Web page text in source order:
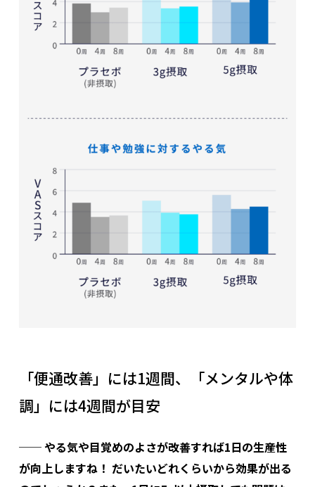
「便通改善」には1週間、「メンタルや体
調」には4週間が目安
── やる気や目覚めのよさが改善すれば1日の生産性
が向上しますね！ だいたいどれくらいから効果が出る